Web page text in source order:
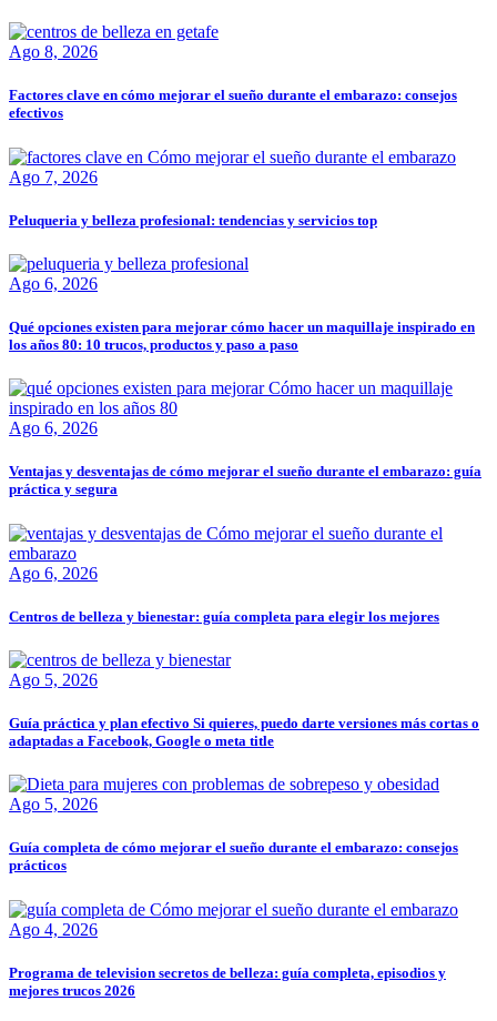
Ago 8, 2026
Factores clave en cómo mejorar el sueño durante el embarazo: consejos
efectivos
Ago 7, 2026
Peluqueria y belleza profesional: tendencias y servicios top
Ago 6, 2026
Qué opciones existen para mejorar cómo hacer un maquillaje inspirado en
los años 80: 10 trucos, productos y paso a paso
Ago 6, 2026
Ventajas y desventajas de cómo mejorar el sueño durante el embarazo: guía
práctica y segura
Ago 6, 2026
Centros de belleza y bienestar: guía completa para elegir los mejores
Ago 5, 2026
Guía práctica y plan efectivo Si quieres, puedo darte versiones más cortas o
adaptadas a Facebook, Google o meta title
Ago 5, 2026
Guía completa de cómo mejorar el sueño durante el embarazo: consejos
prácticos
Ago 4, 2026
Programa de television secretos de belleza: guía completa, episodios y
mejores trucos 2026